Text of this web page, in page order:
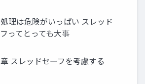
理は危険がいっぱい スレッド
ってとっても⼤事
スレッドセーフを考慮する